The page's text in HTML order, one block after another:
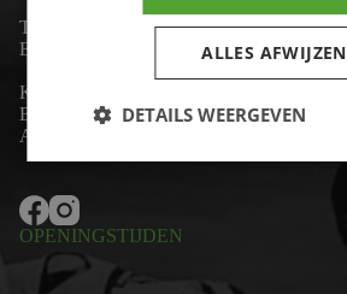
Telefoon:
+31 (0)76 - 54 11 888
Email:
wim@motor-id.nl
K.v.K: 80530338
B.T.W-nummer: NL861703947B01
Algemene voorwaarden
OPENINGSTIJDEN
ALLES AFWIJZEN
DETAILS WEERGEVEN